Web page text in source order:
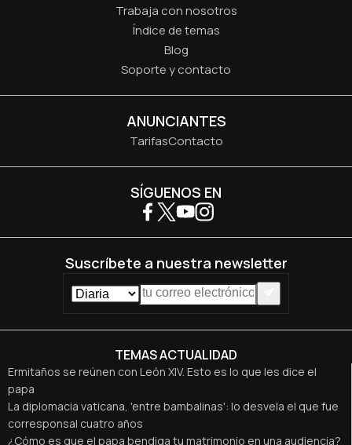
Trabaja con nosotros
Índice de temas
Blog
Soporte y contacto
ANUNCIANTES
TarifasContacto
TEMAS ACTUALIDAD
Ermitaños se reúnen con León XIV. Esto es lo que les dice el
papa
La diplomacia vaticana, 'entre bambalinas': lo desvela el que fue
corresponsal cuatro años
¿Cómo es que el papa bendiga tu matrimonio en una audiencia?
SÍGUENOS EN
Suscríbete a nuestra newsletter